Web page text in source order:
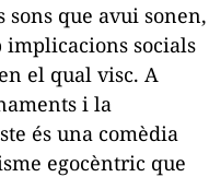
que avui sonen,
socials
el qual visc. A
i la
és una comèdia
egocèntric que